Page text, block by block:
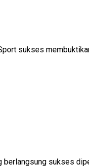
sukses
sukses